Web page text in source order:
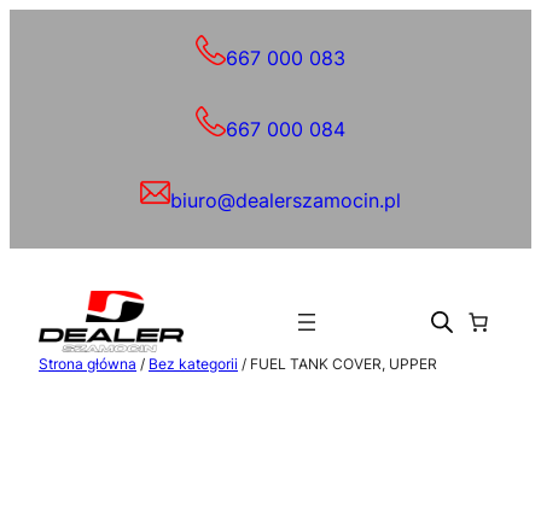
667 000 083
667 000 084
biuro@dealerszamocin.pl
Strona główna / Bez kategorii / FUEL TANK COVER, UPPER